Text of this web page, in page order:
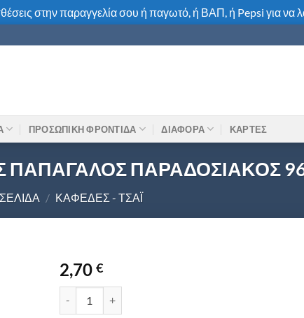
στην παραγγελία σου ή παγωτό, ή ΒΑΠ, ή Pepsi για να
ΠΡΟΣΩΠΙΚΗ ΦΡΟΝΤΙΔΑ ΔΙΑΦΟΡΑ ΚΑΡΤΕΣ
ΠΑΡΑΔΟΣΙΑΚΟΣ
/ ΚΑΦΈΔΕΣ - ΤΣΆΙ
2,70 €